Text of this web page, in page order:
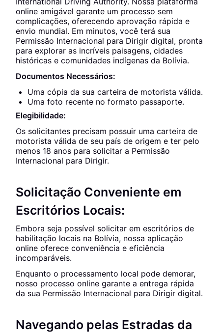
online amigável garante um processo sem
complicações, oferecendo aprovação rápida e
envio mundial. Em minutos, você terá sua
Permissão Internacional para Dirigir digital, pronta
para explorar as incríveis paisagens, cidades
históricas e comunidades indígenas da Bolívia.
Documentos Necessários:
Uma cópia da sua carteira de motorista válida.
Uma foto recente no formato passaporte.
Elegibilidade:
Os solicitantes precisam possuir uma carteira de
motorista válida de seu país de origem e ter pelo
menos 18 anos para solicitar a Permissão
Internacional para Dirigir.
Solicitação Conveniente em
Escritórios Locais:
Embora seja possível solicitar em escritórios de
habilitação locais na Bolívia, nossa aplicação
online oferece conveniência e eficiência
incomparáveis.
Enquanto o processamento local pode demorar,
nosso processo online garante a entrega rápida
da sua Permissão Internacional para Dirigir digital.
Navegando pelas Estradas da